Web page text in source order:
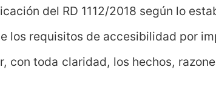
del RD 1112/2018 según lo
los requisitos de accesibilidad por
con toda claridad, los hechos,